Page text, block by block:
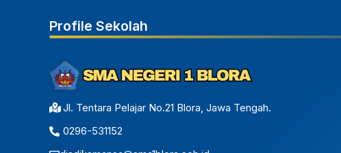
Profile Sekolah
Jl. Tentara Pelajar No.21 Blora, Jawa Tengah.
0296-531152